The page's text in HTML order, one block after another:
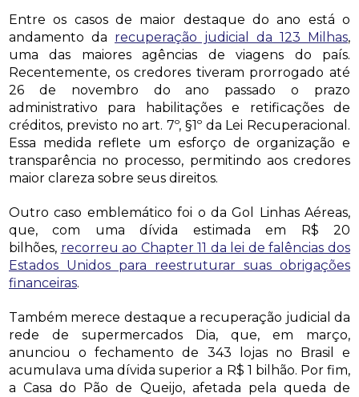
Entre os casos de maior destaque do ano está o
andamento da recuperação judicial da 123 Milhas,
uma das maiores agências de viagens do país.
Recentemente, os credores tiveram prorrogado até
26 de novembro do ano passado o prazo
administrativo para habilitações e retificações de
créditos, previsto no art. 7º, §1º da Lei Recuperacional.
Essa medida reflete um esforço de organização e
transparência no processo, permitindo aos credores
maior clareza sobre seus direitos.
Outro caso emblemático foi o da Gol Linhas Aéreas,
que, com uma dívida estimada em R$ 20
bilhões, recorreu ao Chapter 11 da lei de falências dos
Estados Unidos para reestruturar suas obrigações
financeiras.
Também merece destaque a recuperação judicial da
rede de supermercados Dia, que, em março,
anunciou o fechamento de 343 lojas no Brasil e
acumulava uma dívida superior a R$ 1 bilhão. Por fim,
a Casa do Pão de Queijo, afetada pela queda de